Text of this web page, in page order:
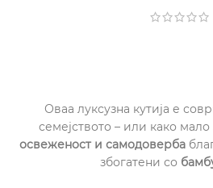
Оваа луксузна кутија е
семејството – или како
освеженост и самодоверба
збогатени со